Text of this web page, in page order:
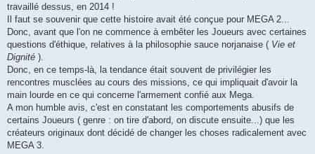
travaillé dessus, en 2014 !
Il faut se souvenir que cette histoire avait été conçue pour MEGA 2...
Donc, avant que l'on ne commence à embêter les Joueurs avec certaines
questions d'éthique, relatives à la philosophie sauce norjanaise ( Vie et
Dignité ).
Donc, en ce temps-là, la tendance était souvent de privilégier les
rencontres musclées au cours des missions, ce qui impliquait d'avoir la
main lourde en ce qui concerne l'armement confié aux Mega.
A mon humble avis, c'est en constatant les comportements abusifs de
certains Joueurs ( genre : on tire d'abord, on discute ensuite...) que les
créateurs originaux dont décidé de changer les choses radicalement avec
MEGA 3.